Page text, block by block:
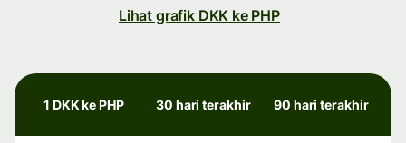
Lihat grafik DKK ke PHP
1 DKK ke PHP 30 hari terakhir 90 hari terakhir